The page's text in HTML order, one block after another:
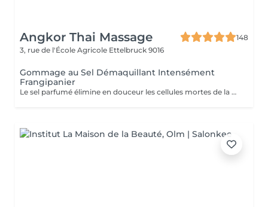
Angkor Thai Massage
148
3, rue de l'École Agricole Ettelbruck 9016
Gommage au Sel Démaquillant Intensément
Frangipanier
Le sel parfumé élimine en douceur les cellules mortes de la peau, favorisant la régénération de nouvelles cellules. Ce soin luxueux révèle une toile lisse et réactive, prête à absorber l'huile corporelle profondément nourrissante.